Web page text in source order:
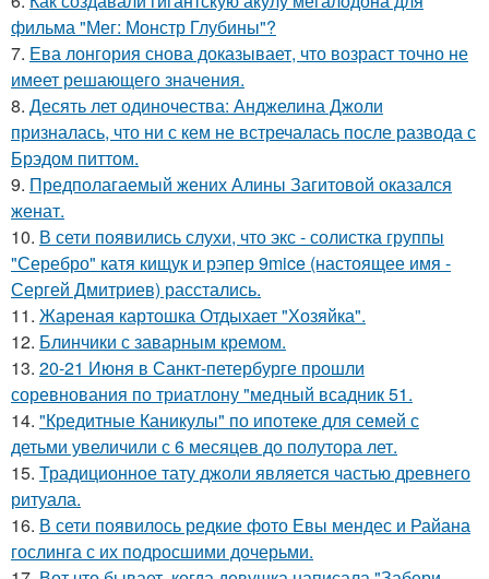
фильма "Мег: Монстр Глубины"?
7. Ева лонгория снова доказывает, что возраст точно не
имеет решающего значения.
8. Десять лет одиночества: Анджелина Джоли
призналась, что ни с кем не встречалась после развода с
Брэдом питтом.
9. Предполагаемый жених Алины Загитовой оказался
женат.
10. В сети появились слухи, что экс - солистка группы
"Серебро" катя кищук и рэпер 9mice (настоящее имя -
Сергей Дмитриев) расстались.
11. Жареная картошка Отдыхает "Хозяйка".
12. Блинчики с заварным кремом.
13. 20-21 Июня в Санкт-петербурге прошли
соревнования по триатлону "медный всадник 51.
14. "Кредитные Каникулы" по ипотеке для семей с
детьми увеличили с 6 месяцев до полутора лет.
15. Традиционное тату джоли является частью древнего
ритуала.
16. В сети появилось редкие фото Евы мендес и Райана
гослинга с их подросшими дочерьми.